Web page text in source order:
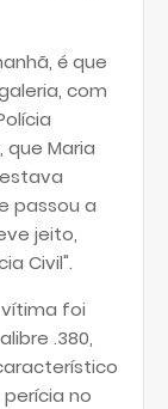
é que
com
Maria
passou a
jeito,
Civil".
foi
.380,
no